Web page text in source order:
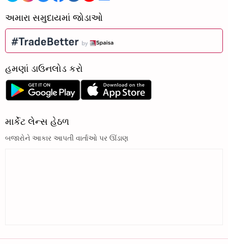
અમારા સમુદાયમાં જોડાઓ
હમણાં ડાઉનલોડ કરો
માર્કેટ લેન્સ હેઠળ
બજારોને આકાર આપતી વાર્તાઓ પર ઊંડાણ